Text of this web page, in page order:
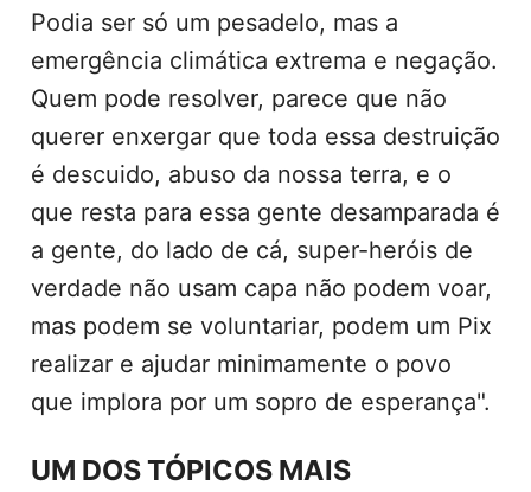
Podia ser só um pesadelo, mas a
emergência climática extrema e negação.
Quem pode resolver, parece que não
querer enxergar que toda essa destruição
é descuido, abuso da nossa terra, e o
que resta para essa gente desamparada é
a gente, do lado de cá, super-heróis de
verdade não usam capa não podem voar,
mas podem se voluntariar, podem um Pix
realizar e ajudar minimamente o povo
que implora por um sopro de esperança".
UM DOS TÓPICOS MAIS